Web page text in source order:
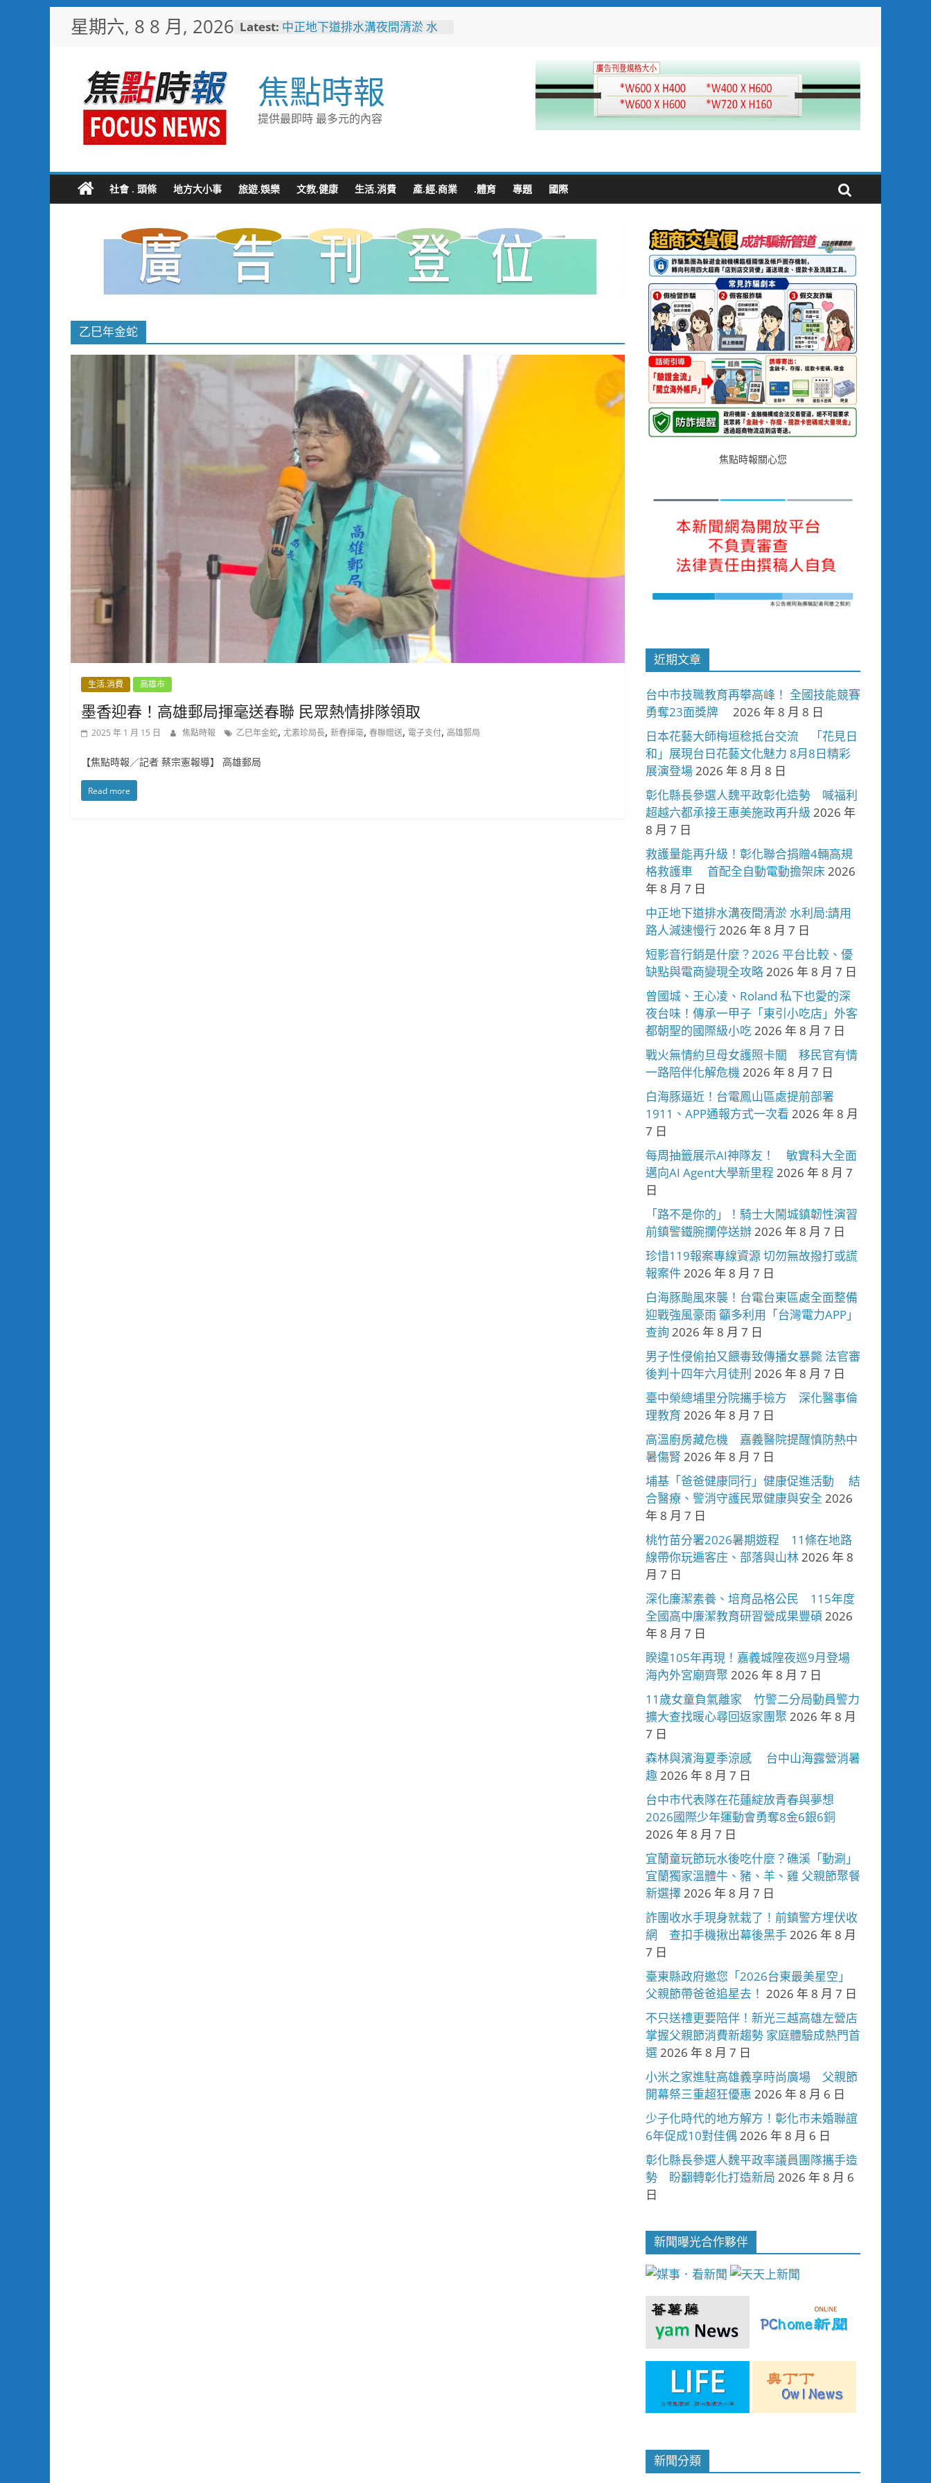
星期六, 8 8 月, 2026 Latest: 中正地下道排水溝夜間清淤 水
日本花藝大師梅垣稔抵台交流
「花見日和」展現台日花藝文化
魅力 8月8日精彩展演登場
彰化縣長參選人魏平政彰化造
4輛高規格救護車 首配全自動
電動擔架床
焦點時報
提供最即時 最多元的內容
社會 . 頭條 地方大小事 旅遊.娛樂 文教.健康 生活.消費 產.經.商業 .體育 專題 國際
乙巳年金蛇
生活.消費 高雄市
墨香迎春！高雄郵局揮毫送春聯 民眾熱情排隊領取
2025 年 1 月 15 日 焦點時報 乙巳年金蛇, 尤素珍局長, 新春揮毫, 春聯贈送, 電子支付, 高雄郵局
【焦點時報／記者 蔡宗憲報導】 高雄郵局
Read more
焦點時報關心您
近期文章
台中市技職教育再攀高峰！ 全國技能競賽
勇奪23面獎牌
2026 年 8 月 8 日
日本花藝大師梅垣稔抵台交流 「花見日
和」展現台日花藝文化魅力 8月8日精彩
展演登場2026 年 8 月 8 日
彰化縣長參選人魏平政彰化造勢 喊福利
超越六都承接王惠美施政再升級 2026 年
8 月 7 日
救護量能再升級！彰化聯合捐贈4輛高規
格救護車 首配全自動電動擔架床2026
年 8 月 7 日
中正地下道排水溝夜間清淤 水利局:請用
路人減速慢行2026 年 8 月 7 日
短影音行銷是什麼？2026 平台比較、優
缺點與電商變現全攻略2026 年 8 月 7 日
曾國城、王心凌、Roland 私下也愛的深
夜台味！傳承一甲子「東引小吃店」外客
都朝聖的國際級小吃2026 年 8 月 7 日
戰火無情約旦母女護照卡關 移民官有情
一路陪伴化解危機2026 年 8 月 7 日
白海豚逼近！台電鳳山區處提前部署
1911、APP通報方式一次看 2026 年 8 月
7 日
每周抽籤展示AI神隊友！ 敏實科大全面
邁向AI Agent大學新里程 2026 年 8 月 7
日
「路不是你的」！騎士大鬧城鎮韌性演習
前鎮警鐵腕攔停送辦2026 年 8 月 7 日
珍惜119報案專線資源 切勿無故撥打或謊
報案件2026 年 8 月 7 日
白海豚颱風來襲！台電台東區處全面整備
迎戰強風豪雨 籲多利用「台灣電力APP」
查詢 2026 年 8 月 7 日
男子性侵偷拍又餵毒致傳播女暴斃 法官審
後判十四年六月徒刑 2026 年 8 月 7 日
臺中榮總埔里分院攜手檢方 深化醫事倫
理教育 2026 年 8 月 7 日
高溫廚房藏危機 嘉義醫院提醒慎防熱中
暑傷腎 2026 年 8 月 7 日
埔基「爸爸健康同行」健康促進活動 結
合醫療、警消守護民眾健康與安全 2026
年 8 月 7 日
桃竹苗分署2026暑期遊程 11條在地路
線帶你玩遍客庄、部落與山林2026 年 8
月 7 日
深化廉潔素養、培育品格公民 115年度
全國高中廉潔教育研習營成果豐碩 2026
年 8 月 7 日
睽違105年再現！嘉義城隍夜巡9月登場
海內外宮廟齊聚 2026 年 8 月 7 日
11歲女童負氣離家 竹警二分局動員警力
擴大查找暖心尋回返家團聚 2026 年 8 月
7 日
森林與濱海夏季涼感 台中山海露營消暑
趣2026 年 8 月 7 日
台中市代表隊在花蓮綻放青春與夢想
2026國際少年運動會勇奪8金6銀6銅
2026 年 8 月 7 日
宜蘭童玩節玩水後吃什麼？礁溪「動涮」
宜蘭獨家溫體牛、豬、羊、雞 父親節聚餐
新選擇2026 年 8 月 7 日
詐團收水手現身就栽了！前鎮警方埋伏收
網 查扣手機揪出幕後黑手2026 年 8 月
7 日
臺東縣政府邀您「2026台東最美星空」
父親節帶爸爸追星去！ 2026 年 8 月 7 日
不只送禮更要陪伴！新光三越高雄左營店
掌握父親節消費新趨勢 家庭體驗成熱門首
選2026 年 8 月 7 日
小米之家進駐高雄義享時尚廣場 父親節
開幕祭三重超狂優惠 2026 年 8 月 6 日
少子化時代的地方解方！彰化市未婚聯誼
6年促成10對佳偶 2026 年 8 月 6 日
彰化縣長參選人魏平政率議員團隊攜手造
勢 盼翻轉彰化打造新局 2026 年 8 月 6
日
新聞曝光合作夥伴
新聞分類